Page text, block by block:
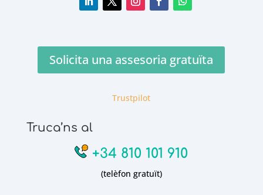
Solicita una assesoria gratuïta
Trustpilot
Truca’ns al
+34 810 101 910
(telèfon gratuït)